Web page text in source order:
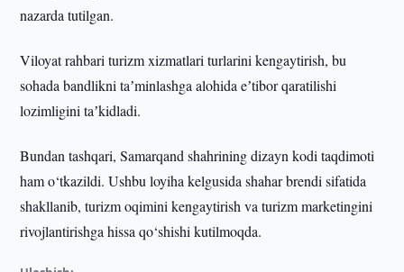
nazarda tutilgan.
Viloyat rahbari turizm xizmatlari turlarini kengaytirish, bu
sohada bandlikni taʼminlashga alohida eʼtibor qaratilishi
lozimligini taʼkidladi.
Bundan tashqari, Samarqand shahrining dizayn kodi taqdimoti
ham o‘tkazildi. Ushbu loyiha kelgusida shahar brendi sifatida
shakllanib, turizm oqimini kengaytirish va turizm marketingini
rivojlantirishga hissa qo‘shishi kutilmoqda.